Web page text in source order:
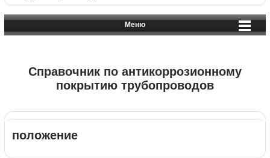
Меню
Справочник по антикоррозионному
покрытию трубопроводов
положение